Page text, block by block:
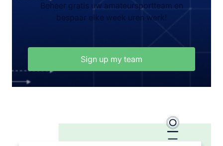
Beheer gratis uw amateursportteam en
bespaar elke week uren werk!
Sign up my team